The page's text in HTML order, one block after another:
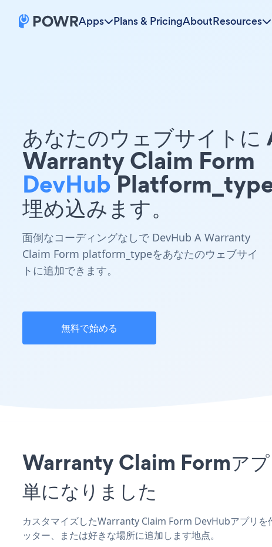
Apps Plans & PricingAboutResources
あなたのウェブサイトに
Warranty Claim Form
DevHub
埋め込みます。
面倒なコーディングなしで DevHub A Warranty
Claim Form platform_typeをあなたのウェブサイ
トに追加できます。
無料で始める
Warranty Claim Formアプ
単になりました
カスタマイズしたWarranty Claim Form DevHubアプリ
ッター、または好きな場所に追加します地点。